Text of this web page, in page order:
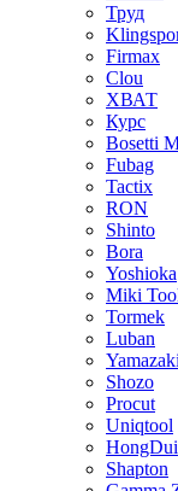
Труд
Firmax
Clou
XВАТ
Курс
Bosetti
Fubag
Tactix
RON
Shinto
Bora
Yoshioka
Miki
Tormek
Luban
Yamazaki
Shozo
Procut
Uniqtool
HongDui
Shapton